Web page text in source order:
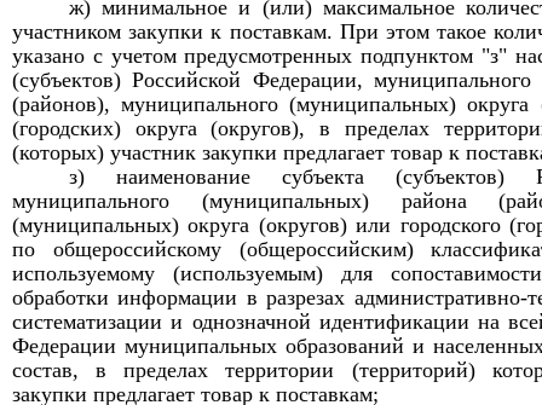
ж) минимальное и (или) максимальное
участником закупки к поставкам. При этом такое
указано с учетом предусмотренных подпунктом "з"
(субъектов) Российской Федерации,
(районов), муниципального (муниципальных) округа
(городских) округа (округов), в пределах
(которых) участник закупки предлагает товар к
з) наименование субъекта (субъектов)
муниципального (муниципальных) района
(муниципальных) округа (округов) или городского
по общероссийскому (общероссийским)
используемому (используемым) для
обработки информации в разрезах административно-
систематизации и однозначной идентификации на
Федерации муниципальных образований и
состав, в пределах территории (территорий)
закупки предлагает товар к поставкам;